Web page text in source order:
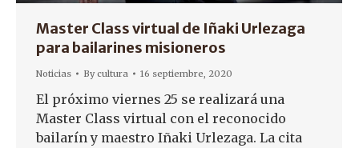
Master Class virtual de Iñaki Urlezaga
para bailarines misioneros
Noticias Bycultura 16 septiembre, 2020
El próximo viernes 25 se realizará una
Master Class virtual con el reconocido
bailarín y maestro Iñaki Urlezaga. La cita